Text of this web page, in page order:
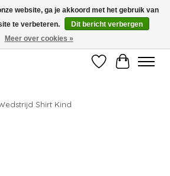
op het nummer 011/60.67.34 ofciba@skynet.be
Verlanglijst
Shirt Kind
website, ga je akkoord met het gebruik van
te verbeteren.
Dit bericht verbergen
Meer over cookies »